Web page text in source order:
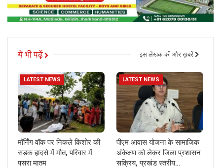
ये भी पढ़ें इस लेखक की और ख़बरें
LATEST NEWS
मॉर्निंग वॉक पर निकले किशोर की
सड़क हादसे में मौत, परिवार में
पसरा मातम
LATEST NEWS
पीएम आवास योजना के सामाजिक
अंकेक्षण को लेकर जिला प्रशासन
सक्रिय, प्रखंड स्तरीय…